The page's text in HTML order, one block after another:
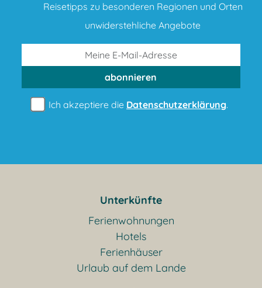
Reisetipps zu besonderen Regionen und Orten
unwiderstehliche Angebote
abonnieren
Ich akzeptiere die Datenschutzerklärung.
Unterkünfte
Ferienwohnungen
Hotels
Ferienhäuser
Urlaub auf dem Lande